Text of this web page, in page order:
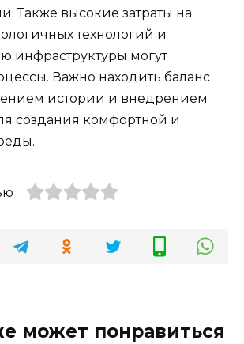
Также высокие затраты на
технологий и
инфраструктуры могут
Важно находить баланс
истории и внедрением
создания комфортной и
может понравиться